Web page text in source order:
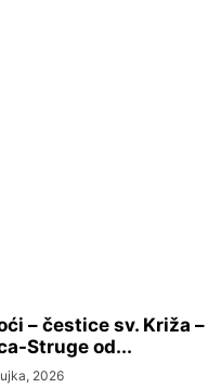
– čestice sv. Križa –
Struge od...
2026